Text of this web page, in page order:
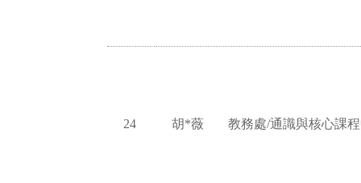
24 胡*薇 教務處/通識與核心課